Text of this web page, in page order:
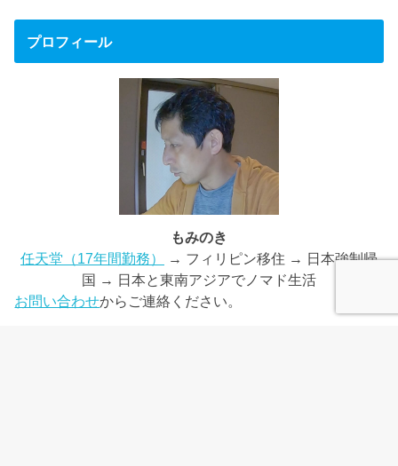
プロフィール
もみのき
任天堂（17年間勤務）
→ フィリピン移住 → 日本強制帰
国 → 日本と東南アジアでノマド生活
お問い合わせからご連絡ください。